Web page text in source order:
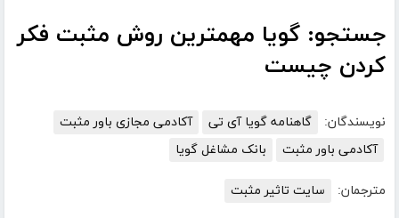
جستجو: گویا مهمترین روش مثبت فکر
کردن چیست
نویسندگان: گاهنامه گویا آی تی
آکادمی مجازی باور مثبت
آکادمی باور مثبت
بانک مشاغل گویا
مترجمان: سایت تاثیر مثبت